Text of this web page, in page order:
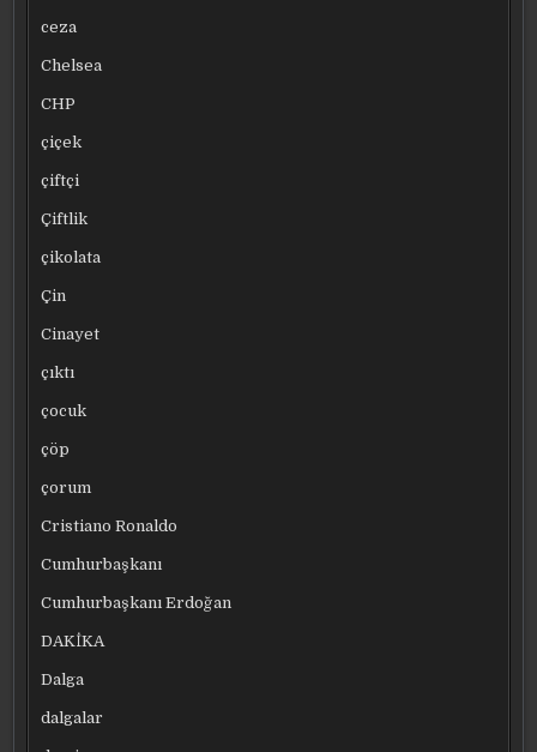
ceza
Chelsea
CHP
çiçek
çiftçi
Çiftlik
çikolata
Çin
Cinayet
çıktı
çocuk
çöp
çorum
Cristiano Ronaldo
Cumhurbaşkanı
Cumhurbaşkanı Erdoğan
DAKİKA
Dalga
dalgalar